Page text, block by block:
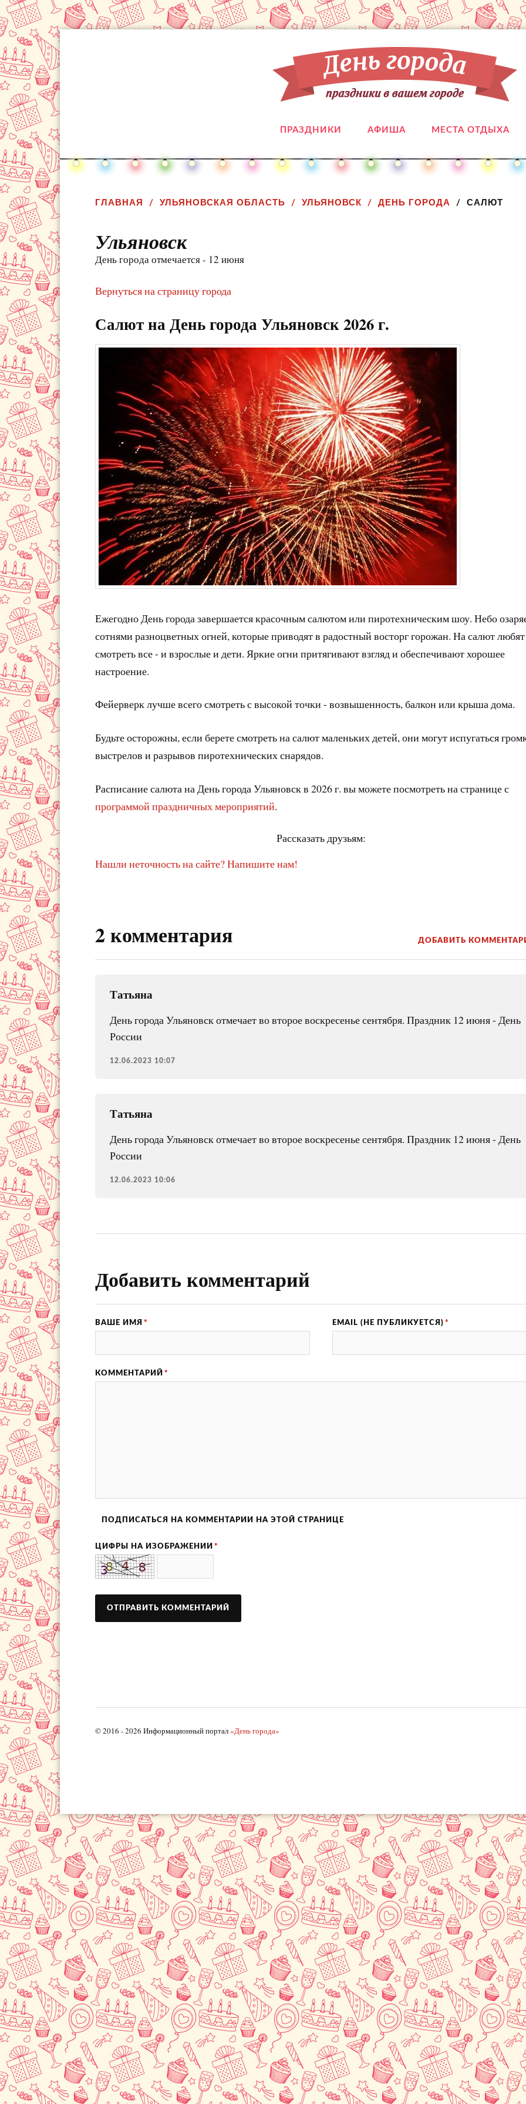
ПРАЗДНИКИ АФИША МЕСТА ОТДЫХА
ГЛАВНАЯ УЛЬЯНОВСКАЯ ОБЛАСТЬ УЛЬЯНОВСК ДЕНЬ ГОРОДА САЛЮТ
Ульяновск
День города отмечается - 12 июня
Вернуться на страницу города
Салют на День города Ульяновск 2026 г.
Ежегодно День города завершается красочным салютом или пиротехническим шоу. Небо
сотнями разноцветных огней, которые приводят в радостный восторг горожан. На салют любят
смотреть все - и взрослые и дети. Яркие огни притягивают взгляд и обеспечивают хорошее
настроение.
Фейерверк лучше всего смотреть с высокой точки - возвышенность, балкон или крыша дома.
Будьте осторожны, если берете смотреть на салют маленьких детей, они могут испугаться
выстрелов и разрывов пиротехнических снарядов.
Расписание салюта на День города Ульяновск в 2026 г. вы можете посмотреть на странице с
программой праздничных мероприятий.
Рассказать друзьям:
Нашли неточность на сайте? Напишите нам!
2 комментария ДОБАВИТЬ
Татьяна
День города Ульяновск отмечает во второе воскресенье сентября. Праздник 12 июня - День
России
12.06.2023 10:07
Татьяна
День города Ульяновск отмечает во второе воскресенье сентября. Праздник 12 июня - День
России
12.06.2023 10:06
Добавить комментарий
ВАШЕ ИМЯ * EMAIL (НЕ ПУБЛИКУЕТСЯ) *
КОММЕНТАРИЙ *
ПОДПИСАТЬСЯ НА КОММЕНТАРИИ НА ЭТОЙ СТРАНИЦЕ
ЦИФРЫ НА ИЗОБРАЖЕНИИ *
© 2016 - 2026 Информационный портал «День города»